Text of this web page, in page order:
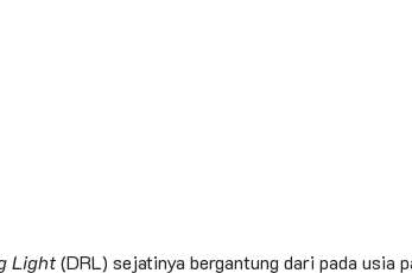
Light(DRL) sejatinya bergantung dari pada usia